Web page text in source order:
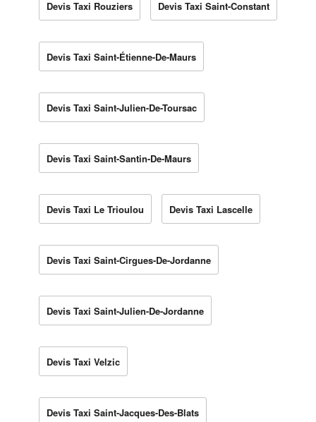
Devis Taxi Rouziers Devis Taxi Saint-Constant
Devis Taxi Saint-Étienne-De-Maurs
Devis Taxi Saint-Julien-De-Toursac
Devis Taxi Saint-Santin-De-Maurs
Devis Taxi Le Trioulou Devis Taxi Lascelle
Devis Taxi Saint-Cirgues-De-Jordanne
Devis Taxi Saint-Julien-De-Jordanne
Devis Taxi Velzic
Devis Taxi Saint-Jacques-Des-Blats